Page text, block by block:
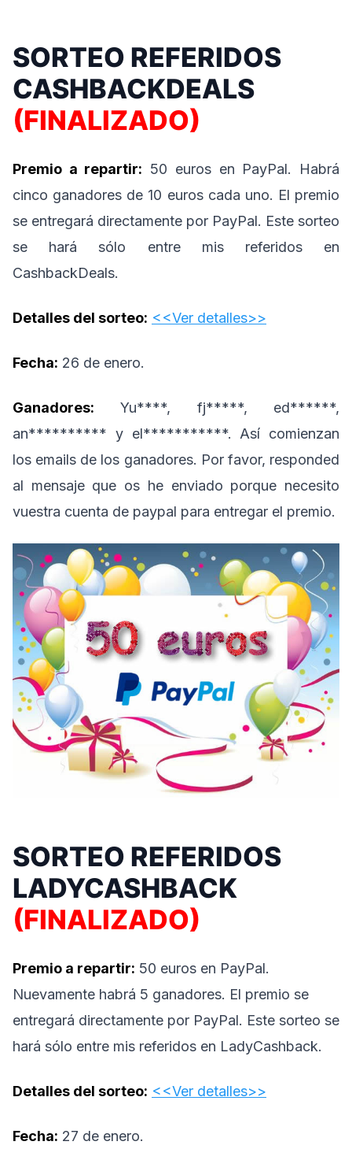
SORTEO REFERIDOS
CASHBACKDEALS
(FINALIZADO)
Premio a repartir: 50 euros en PayPal. Habrá
cinco ganadores de 10 euros cada uno. El premio
se entregará directamente por PayPal. Este sorteo
se hará sólo entre mis referidos en
CashbackDeals.
Detalles del sorteo: <<Ver detalles>>
Fecha: 26 de enero.
Ganadores: Yu****, fj*****, ed******,
an********** y el***********. Así comienzan
los emails de los ganadores. Por favor, responded
al mensaje que os he enviado porque necesito
vuestra cuenta de paypal para entregar el premio.
SORTEO REFERIDOS
LADYCASHBACK
(FINALIZADO)
Premio a repartir: 50 euros en PayPal.
Nuevamente habrá 5 ganadores. El premio se
entregará directamente por PayPal. Este sorteo se
hará sólo entre mis referidos en LadyCashback.
Detalles del sorteo: <<Ver detalles>>
Fecha: 27 de enero.